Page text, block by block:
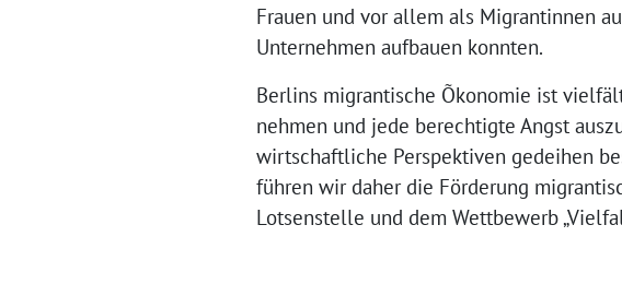
Frauen und vor allem als Migrantinnen
Unternehmen aufbauen konnten.
Berlins migrantische Õkonomie ist
nehmen und jede berechtigte Angst
wirtschaftliche Perspektiven gedeihen
führen wir daher die Förderung
Lotsenstelle und dem Wettbewerb